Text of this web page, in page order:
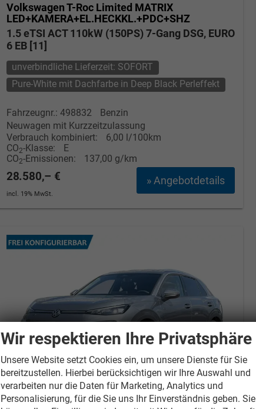
Volkswagen T-Roc Limited MATRIX
LED+KAMERA+EL.HECKKL.+PDC+SHZ
1.5 eTSI ACT 110kW (150PS) 7-Gang DSG, EURO
6 EB [11]
unverbindliche Lieferzeit: SOFORT
Pure-White mit Dachfarbe in Deep Black Perleffekt
Fahrzeugnr.: 498832
Benzin
Neuwagen mit Kurzzeitzulassung
Verbrauch kombiniert:
6,00 l/100km
CO2-Klasse:
E
CO2-Emissionen: 137,00 g/km
» Angebotdetails
28.580,– €
incl. 19% MwSt.
Wir respektieren Ihre Privatsphäre
Unsere Website setzt Cookies ein, um unsere Dienste für Sie
bereitzustellen. Hierbei berücksichtigen wir Ihre Auswahl und
verarbeiten nur die Daten für Marketing, Analytics und
Personalisierung, für die Sie uns Ihr Einverständnis geben. Sie